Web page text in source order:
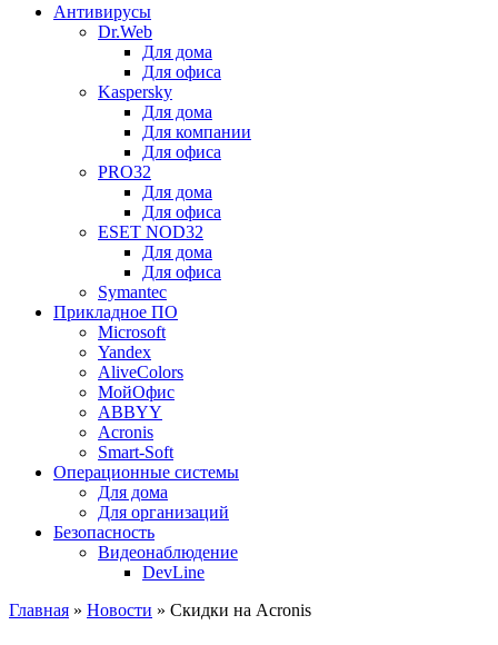
Антивирусы
Dr.Web
Для дома
Для офиса
Kaspersky
Для дома
Для компании
Для офиса
PRO32
Для дома
Для офиса
ESET NOD32
Для дома
Для офиса
Symantec
Прикладное ПО
Microsoft
Yandex
AliveColors
МойОфис
ABBYY
Acronis
Smart-Soft
Операционные системы
Для дома
Для организаций
Безопасность
Видеонаблюдение
DevLine
Главная » Новости » Скидки на Acronis